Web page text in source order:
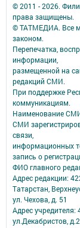
© 2011 - 2026.
права защищены.
© ТАТМЕДИА. Все
законом.
Перепечатка,
информации,
размещенной на
редакций СМИ.
При поддержке
коммуникациям.
Наименование
СМИ
связи,
информационных
запись о
ФИО главного
Адрес редакции:
Татарстан,
ул. Чехова, д. 51
Адрес учредителя:
ул.Декабристов, д.2